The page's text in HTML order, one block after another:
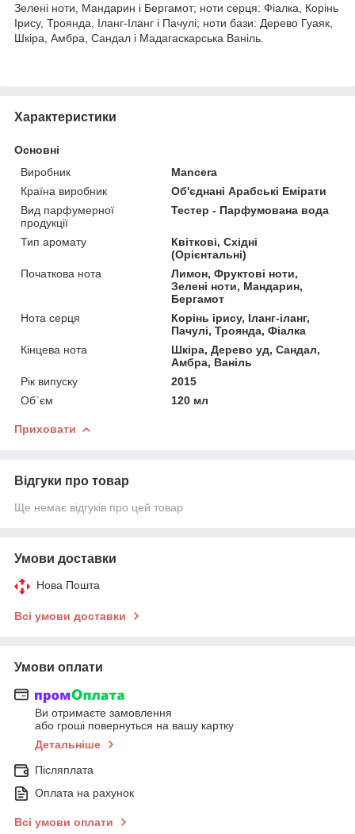
Зелені ноти, Мандарин і Бергамот; ноти серця: Фіалка, Корінь
Ірису, Троянда, Іланг-Іланг і Пачулі; ноти бази: Дерево Гуаяк,
Шкіра, Амбра, Сандал і Мадагаскарська Ваніль.
Характеристики
Основні
Виробник
Mancera
Країна виробник
Об'єднані Арабські Емірати
Вид парфумерної
продукції
Тестер - Парфумована вода
Тип аромату
Квіткові, Східні
(Орієнтальні)
Початкова нота
Лимон, Фруктові ноти,
Зелені ноти, Мандарин,
Бергамот
Нота серця
Корінь ірису, Іланг-іланг,
Пачулі, Троянда, Фіалка
Кінцева нота
Шкіра, Дерево уд, Сандал,
Амбра, Ваніль
Рік випуску
2015
Об`єм
120 мл
Приховати
Відгуки про товар
Ще немає відгуків про цей товар
Умови доставки
Нова Пошта
Всі умови доставки
Умови оплати
Ви отримаєте замовлення
або гроші повернуться на вашу картку
Детальніше
Післяплата
Оплата на рахунок
Всі умови оплати